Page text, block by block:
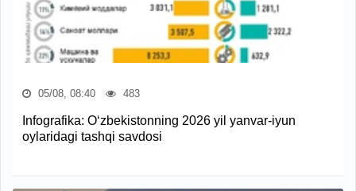
05/08, 08:40 483
Infografika: O‘zbekistonning 2026 yil yanvar-iyun
oylaridagi tashqi savdosi